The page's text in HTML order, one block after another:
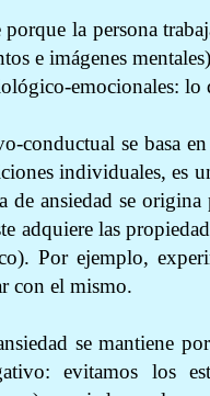
la persona
e imágenes
emocionales: lo
conductual se basa
individuales, es
de ansiedad se
adquiere las
Por ejemplo,
con el mismo.
se mantiene
evitamos los